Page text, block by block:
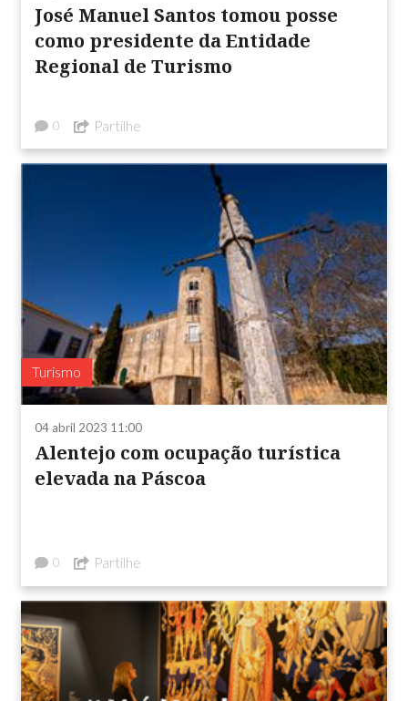
José Manuel Santos tomou posse
como presidente da Entidade
Regional de Turismo
0 Partilhe
Turismo
04 abril 2023 11:00
Alentejo com ocupação turística
elevada na Páscoa
0 Partilhe